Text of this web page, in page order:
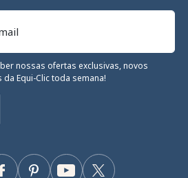
nossas ofertas exclusivas, novos
Equi-Clic toda semana!